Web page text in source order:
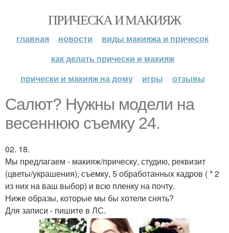
ПРИЧЕСКА И МАКИЯЖ
главная новости
виды макияжа и причесок
как делать прически и макияж
прически и макияж на дому
игры отзывы
Салют? Нужны модели на
весеннюю съемку 24.
02. 18.
Мы предлагаем - макияж/прическу, студию, реквизит
(цветы/украшения), съемку, 5 обработанных кадров ( * 2
из них на ваш выбор) и всю пленку на почту.
Ниже образы, которые мы бы хотели снять?
Для записи - пишите в ЛС.